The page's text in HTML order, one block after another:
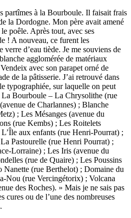
partîmes à la Bourboule. Il faisait frais
la Dordogne. Mon père avait amené
poêle. Après tout, avec ses
! A nouveau, ce furent les
d’eau tiède. Je me souviens de
agglomérée de matériaux
avec son parapet orné de
de la pâtisserie. J’ai retrouvé dans
typographiée, sur laquelle on peut
Bourboule – La Chrysolithe (rue
de Charlannes) ; Blanche
; Les Mésanges (avenue du
(rue Kembs) ; Les Roitelets
aux enfants (rue Henri-Pourrat) ;
Pastourelle (rue Henri Pourrat) ;
Lorraine) ; Les Iris (avenue du
(rue de Quaire) ; Les Poussins
Nanette (rue Berthelot) ; Domaine du
Nou (rue Vercingétorix) ; Volcana
des Roches). » Mais je ne sais pas
cures ou de l’une des nombreuses